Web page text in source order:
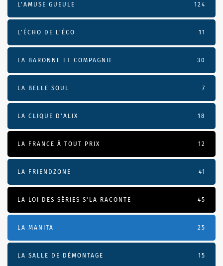
L'AMUSE GUEULE 124
L’ÉCHO DE L’ÉCO 11
LA BARONNE ET COMPAGNIE 30
LA BELLE SOUL 7
LA CLIQUE D'ALIX 18
LA FRANCE À TOUT PRIX 12
LA FRIENDZONE 41
LA LOI DES SÉRIES S'LA RACONTE 45
LA MANITA 25
LA SALLE DE DÉMONTAGE 15